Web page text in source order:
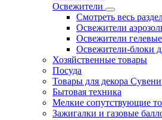
Освежители
Смотреть весь
Освежители
Освежители
Освежители-блоки
Хозяйственные товары
Посуда
Товары для декора
Бытовая техника
Мелкие сопутствующие
Зажигалки и газовые